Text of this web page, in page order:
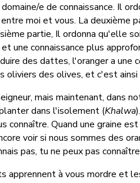
e de connaissance. Il
moi et vous. La
partie, Il ordonna qu'elle
une connaissance plus
des dattes, l'oranger a une
oliviers des olives, et c'est
mais maintenant, dans
dans l'isolement (Khalwa
Quand une graine
voir si nous sommes des
pas, tu ne peux pas
apprennent à vous mordre et